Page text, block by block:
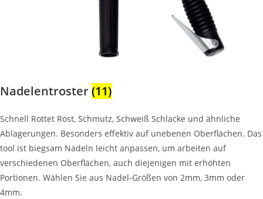
Nadelentroster(11)
Schnell Rottet Rost, Schmutz, Schweiß Schlacke und ähnliche
Ablagerungen. Besonders effektiv auf unebenen Oberflächen. Das
tool ist biegsam Nadeln leicht anpassen, um arbeiten auf
verschiedenen Oberflächen, auch diejenigen mit erhöhten
Portionen. Wählen Sie aus Nadel-Größen von 2mm, 3mm oder
4mm.